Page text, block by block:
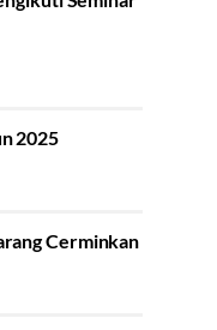
2025
Cerminkan